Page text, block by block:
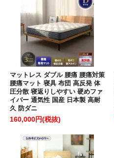
マットレス ダブル 腰痛 腰痛対策
腰痛マット 寝具 布団 高反発 体
圧分散 寝返りしやすい 硬めファ
イバー 通気性 国産 日本製 高耐
久 防ダニ
160,000円(税抜)